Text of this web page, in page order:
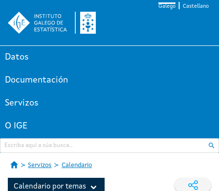
Galego Castellano
Datos
Documentación
Servizos
O IGE
Servizos Calendario
Calendario por temas